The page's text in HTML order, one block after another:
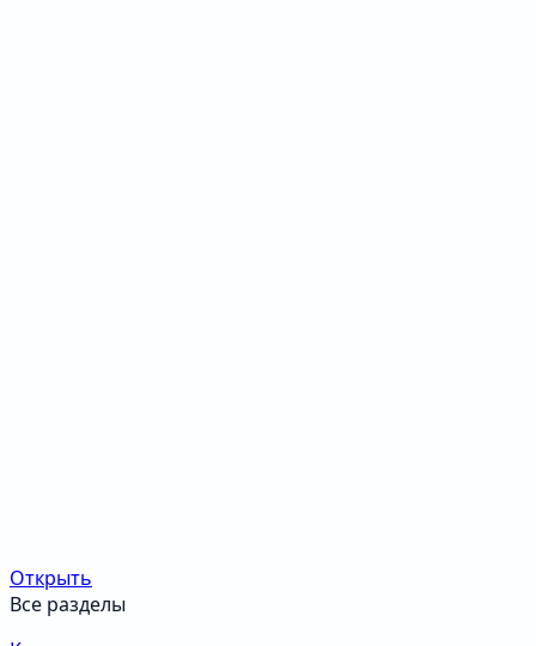
Открыть
Все разделы